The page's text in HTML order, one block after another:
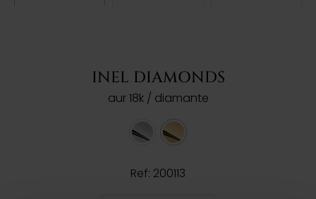
INEL DIAMONDS
aur 18k / diamante
Ref: 200113